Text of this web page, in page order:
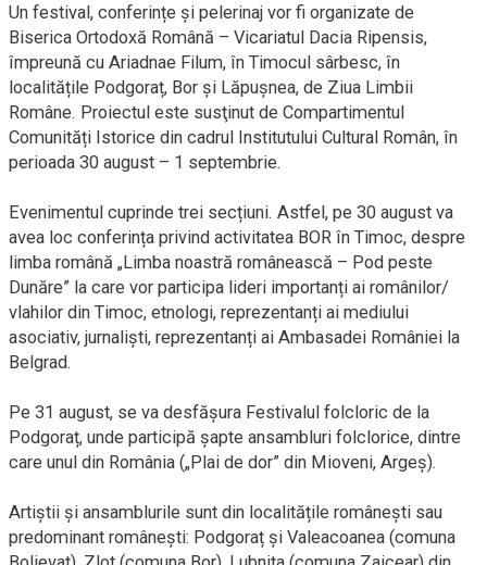
Un festival, conferințe și pelerinaj vor fi organizate de
Biserica Ortodoxă Română – Vicariatul Dacia Ripensis,
împreună cu Ariadnae Filum, în Timocul sârbesc, în
localitățile Podgoraț, Bor și Lăpușnea, de Ziua Limbii
Române. Proiectul este susţinut de Compartimentul
Comunități Istorice din cadrul Institutului Cultural Român, în
perioada 30 august – 1 septembrie.
Evenimentul cuprinde trei secțiuni. Astfel, pe 30 august va
avea loc conferința privind activitatea BOR în Timoc, despre
limba română „Limba noastră românească – Pod peste
Dunăre” la care vor participa lideri importanți ai românilor/
vlahilor din Timoc, etnologi, reprezentanți ai mediului
asociativ, jurnaliști, reprezentanți ai Ambasadei României la
Belgrad.
Pe 31 august, se va desfășura Festivalul folcloric de la
Podgoraț, unde participă şapte ansambluri folclorice, dintre
care unul din România („Plai de dor” din Mioveni, Argeș).
Artiștii și ansamblurile sunt din localitățile românești sau
predominant românești: Podgoraț și Valeacoanea (comuna